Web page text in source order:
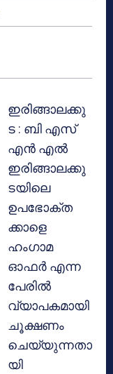
ഇരിങ്ങാലക്കു
ട : ബി എസ്
എന്‍ എല്‍
ഇരിങ്ങാലക്കു
ടയിലെ
ഉപഭോക്ത
ക്കാളെ
ഹംഗാമ
ഓഫര്‍ എന്ന
പേരില്‍
വ്യാപകമായി
ചൂക്ഷണം
ചെയ്യുന്നതാ
യി